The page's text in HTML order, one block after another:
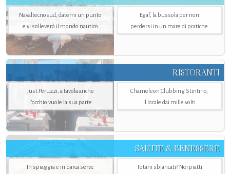
Navaltecnosud, datemi un punto
e vi solleverò il mondo nautico
Egaf, la bussola per non
perdersi in un mare di pratiche
RISTORANTI
Just Peruzzi, a tavola anche
l’occhio vuole la sua parte
Chameleon Clubbing Stintino,
il locale dai mille volti
SALUTE & BENESSERE
In spiaggia e in barca serve
Totani sbiancati? Nei piatti